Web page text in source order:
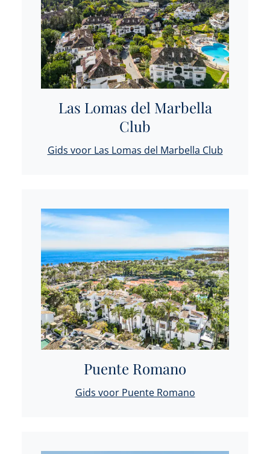
Las Lomas del Marbella
Club
Gids voor Las Lomas del Marbella Club
Puente Romano
Gids voor Puente Romano